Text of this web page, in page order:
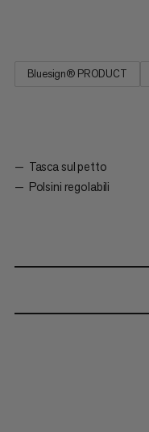
Bluesign® PRODUCT
Tasca sul petto
Polsini regolabili